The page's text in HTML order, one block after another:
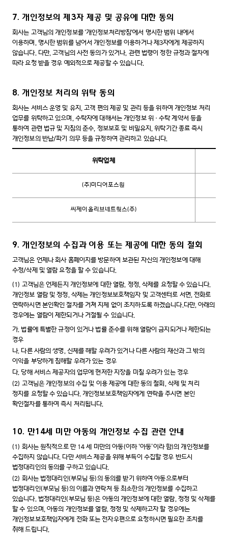
7. 개인정보의 제3자 제공 및 공유에 대한 동의
회사는 고객님의 개인정보를 '개인정보처리방침'에서 명시한 범위 내에서
이용하며, 명시한 범위를 넘어서 개인정보를 이용하거나 제3자에게 제공하지
않습니다. 다만, 고객님의 사전 동의가 있거나, 관련 법령이 정한 규정과 절차에
따라 요청 받을 경우 예외적으로 제공할 수 있습니다.
8. 개인정보 처리의 위탁 동의
회사는 서비스 운영 및 유지, 고객 편의 제공 및 관리 등을 위하여 개인정보 처리
업무를 위탁하고 있으며, 수탁자에 대해서는 개인정보 위·수탁 계약서 등을
통하여 관련 법규 및 지침의 준수, 정보보호 및 비밀유지, 위탁기간 종료 즉시
개인정보의 반납/파기 의무 등을 규정하여 관리하고 있습니다.
위탁업체
(주)미디어포스원
씨제이올리브네트웍스(주)
9. 개인정보의 수집과 이용 또는 제공에 대한 동의 철회
고객님은 언제나 회사 홈페이지를 방문하여 보관된 자신의 개인정보에 대해
수정/삭제 및 열람 요청을 할 수 있습니다.
(1) 고객님은 언제든지 개인정보에 대한 열람, 정정, 삭제를 요청할 수 있습니다.
개인정보 열람 및 정정, 삭제는 개인정보보호책임자 및 고객센터로 서면, 전화로
연락하시면 본인확인 절차를 거쳐 지체 없이 조치하도록 하겠습니다.다만, 아래의
경우에는 열람이 제한되거나 거절될 수 있습니다.
가. 법률에 특별한 규정이 있거나 법률 준수를 위해 열람이 금지되거나 제한되는
경우
나. 다른 사람의 생명, 신체를 해할 우려가 있거나 다른 사람의 재산과 그 밖의
이익을 부당하게 침해할 우려가 있는 경우
다. 당해 서비스 제공자의 업무에 현저한 지장을 미칠 우려가 있는 경우
(2) 고객님은 개인정보의 수집 및 이용 제공에 대한 동의 철회, 삭제 및 처리
정지를 요청할 수 있습니다. 개인정보보호책임자에게 연락을 주시면 본인
확인절차를 통하여 즉시 처리됩니다.
10. 만14세 미만 아동의 개인정보 수집 관련 안내
(1) 회사는 원칙적으로 만 14 세 미만의 아동(이하 ‘아동’이라 함)의 개인정보를
수집하지 않습니다. 다만 서비스 제공을 위해 부득이 수집할 경우 반드시
법정대리인의 동의를 구하고 있습니다.
(2) 회사는 법정대리인(부모님 등)의 동의를 받기 위하여 아동으로부터
법정대리인(부모님 등)의 이름과 연락처 등 최소한의 개인정보를 수집하고
있습니다. 법정대리인(부모님 등)은 아동의 개인정보에 대한 열람, 정정 및 삭제를
할 수 있으며, 아동의 개인정보를 열람, 정정 및 삭제하고자 할 경우에는
개인정보보호책임자에게 전화 또는 전자우편으로 요청하시면 필요한 조치를
취해 드립니다.